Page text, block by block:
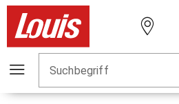
Suchbegriff